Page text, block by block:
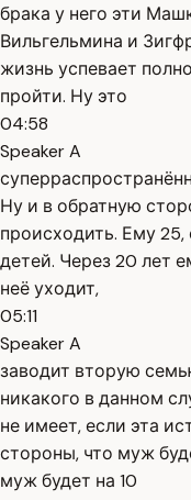
брака у него эти
Вильгельмина и
жизнь успевает
пройти. Ну это
04:58
Speaker A
Ну и в обратную
происходить. Ему
детей. Через 20 лет
неё уходит,
05:11
Speaker A
заводит вторую
никакого в данном
не имеет, если эта
стороны, что муж
муж будет на 10